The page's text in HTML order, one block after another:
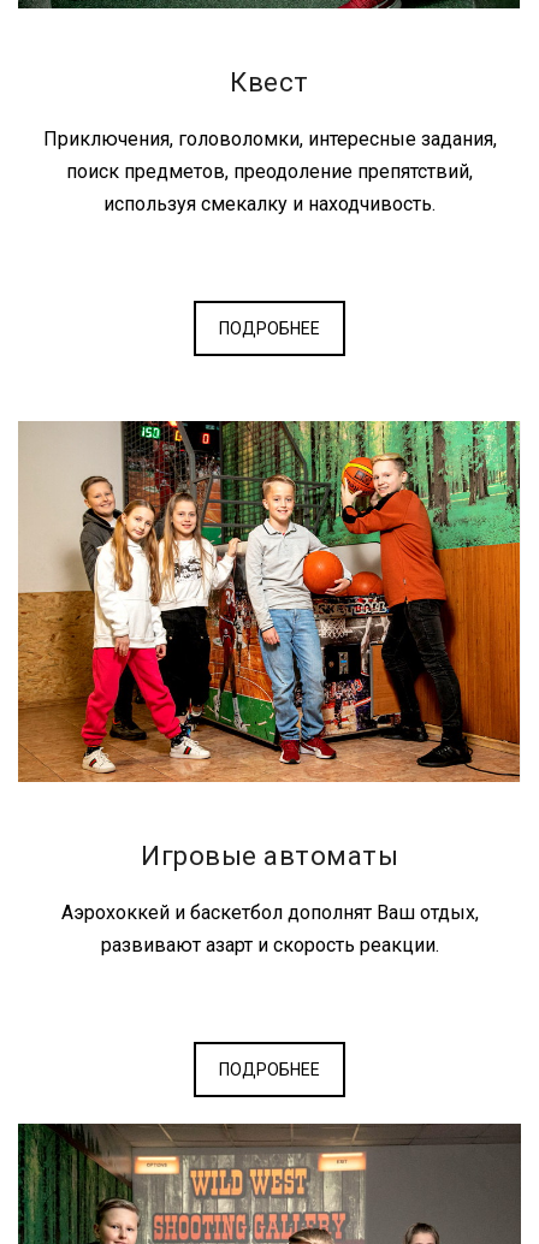
Квест
Приключения, головоломки, интересные задания,
поиск предметов, преодоление препятствий,
используя смекалку и находчивость.
ПОДРОБНЕЕ
Игровые автоматы
Аэрохоккей и баскетбол дополнят Ваш отдых,
развивают азарт и скорость реакции.
ПОДРОБНЕЕ